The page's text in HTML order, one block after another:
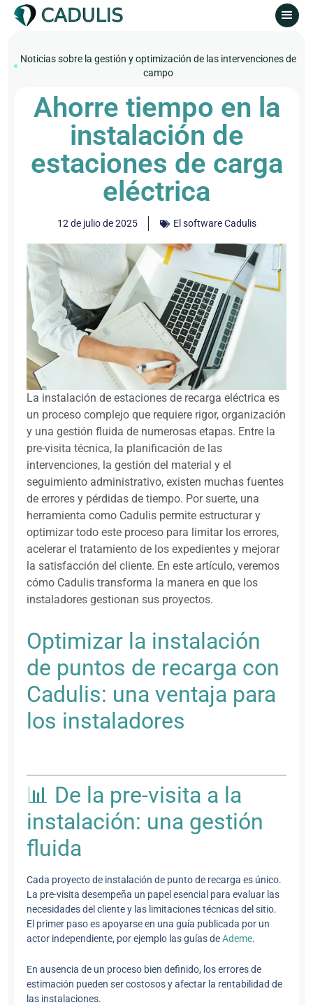
Noticias sobre la gestión y optimización de las intervenciones de
campo
Ahorre tiempo en la
instalación de
estaciones de carga
eléctrica
12 de julio de 2025 El software Cadulis
La instalación de estaciones de recarga eléctrica es
un proceso complejo que requiere rigor, organización
y una gestión fluida de numerosas etapas. Entre la
pre-visita técnica, la planificación de las
intervenciones, la gestión del material y el
seguimiento administrativo, existen muchas fuentes
de errores y pérdidas de tiempo. Por suerte, una
herramienta como Cadulis permite estructurar y
optimizar todo este proceso para limitar los errores,
acelerar el tratamiento de los expedientes y mejorar
la satisfacción del cliente. En este artículo, veremos
cómo Cadulis transforma la manera en que los
instaladores gestionan sus proyectos.
Optimizar la instalación
de puntos de recarga con
Cadulis: una ventaja para
los instaladores
📊 De la pre-visita a la
instalación: una gestión
fluida
Cada proyecto de instalación de punto de recarga es único.
La pre-visita desempeña un papel esencial para evaluar las
necesidades del cliente y las limitaciones técnicas del sitio.
El primer paso es apoyarse en una guía publicada por un
actor independiente, por ejemplo las guías deAdeme.
En ausencia de un proceso bien definido, los errores de
estimación pueden ser costosos y afectar la rentabilidad de
las instalaciones.